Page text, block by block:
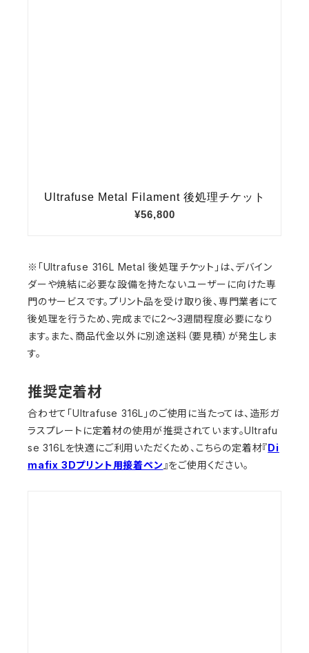
※「Ultrafuse 316L Metal 後処理チケット」は、デバイン
ダーや焼結に必要な設備を持たないユーザーに向けた専
門のサービスです。プリント品を受け取り後、専門業者にて
後処理を行うため、完成までに2～3週間程度必要になり
ます。また、商品代金以外に別途送料（要見積）が発生しま
す。
推奨定着材
合わせて「Ultrafuse 316L」のご使用に当たっては、造形ガ
ラスプレートに定着材の使用が推奨されています。Ultrafu
se 316Lを快適にご利用いただくため、こちらの定着材『Di
mafix 3Dプリント用接着ペン 』をご使用ください。